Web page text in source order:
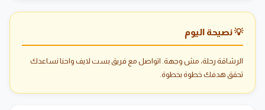
💡 نصيحة اليوم
الرشاقة رحلة، مش وجهة. اتواصل مع فريق بست لايف واحنا نساعدك
تحقق هدفك خطوة بخطوة.